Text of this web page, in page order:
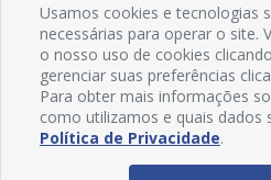
Usamos cookies e tecnologias
necessárias para operar o site.
o nosso uso de cookies
gerenciar suas preferências
Para obter mais informações
como utilizamos e quais dados
Política de Privacidade.